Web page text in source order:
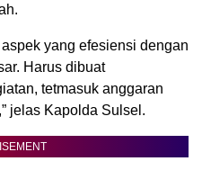
yang efesiensi dengan
Harus dibuat
tetmasuk anggaran
jelas Kapolda Sulsel.